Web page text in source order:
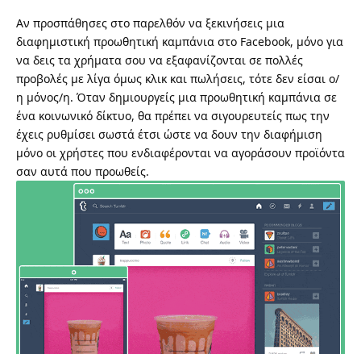
Αν προσπάθησες στο παρελθόν να ξεκινήσεις μια
διαφημιστική προωθητική καμπάνια στο Facebook, μόνο για
να δεις τα χρήματα σου να εξαφανίζονται σε πολλές
προβολές με λίγα όμως κλικ και πωλήσεις, τότε δεν είσαι ο/
η μόνος/η. Όταν δημιουργείς μια προωθητική καμπάνια σε
ένα κοινωνικό δίκτυο, θα πρέπει να σιγουρευτείς πως την
έχεις ρυθμίσει σωστά έτσι ώστε να δουν την διαφήμιση
μόνο οι χρήστες που ενδιαφέρονται να αγοράσουν προϊόντα
σαν αυτά που προωθείς.